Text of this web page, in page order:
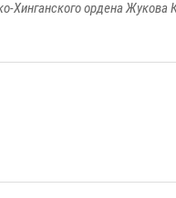
Хинганского ордена Жукова